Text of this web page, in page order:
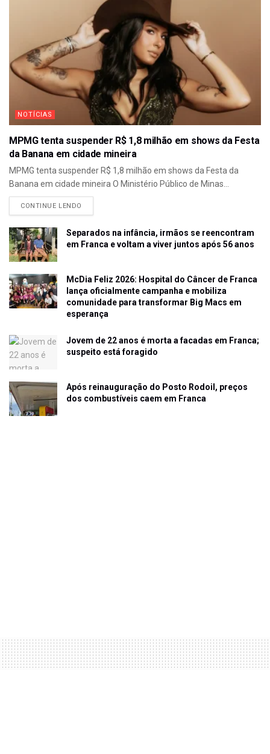
NOTÍCIAS
MPMG tenta suspender R$ 1,8 milhão em shows da Festa
da Banana em cidade mineira
MPMG tenta suspender R$ 1,8 milhão em shows da Festa da
Banana em cidade mineira O Ministério Público de Minas...
CONTINUE LENDO
Separados na infância, irmãos se reencontram
em Franca e voltam a viver juntos após 56 anos
McDia Feliz 2026: Hospital do Câncer de Franca
lança oficialmente campanha e mobiliza
comunidade para transformar Big Macs em
esperança
Jovem de 22 anos é morta a facadas em Franca;
suspeito está foragido
Após reinauguração do Posto Rodoil, preços
dos combustíveis caem em Franca